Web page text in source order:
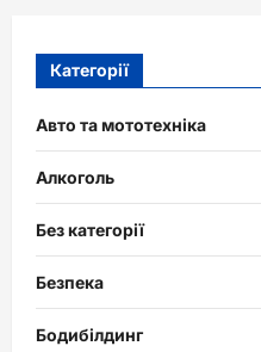
Категорії
Авто та мототехніка
Алкоголь
Без категорії
Безпека
Бодибілдинг